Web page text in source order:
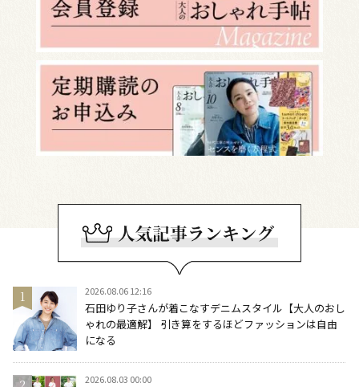
2026.08.06 12:16
石田ゆり子さんが着こなすデニムスタイル【大人のおし
ゃれの最適解】 引き算をするほどファッションは自由
になる
2026.08.03 00:00